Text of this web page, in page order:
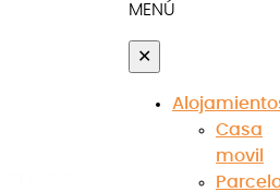
MENÚ
✕
Casa
movil